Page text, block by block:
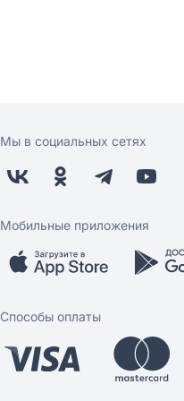
Мы в социальных сетях
Мобильные приложения
Способы оплаты